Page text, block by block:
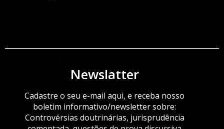
Newslatter
Cadastre o seu e-mail aqui, e receba nosso
boletim informativo/newsletter sobre:
Controvérsias doutrinárias, jurisprudência